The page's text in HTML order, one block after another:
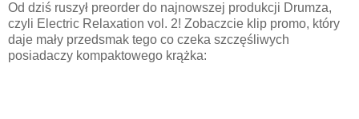
Od dziś ruszył preorder do najnowszej produkcji Drumza,
czyli Electric Relaxation vol. 2! Zobaczcie klip promo, który
daje mały przedsmak tego co czeka szczęśliwych
posiadaczy kompaktowego krążka: